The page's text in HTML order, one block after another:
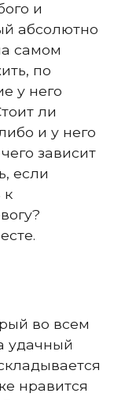
и
абсолютно
самом
по
у него
ли
и у него
зависит
если
к
во всем
удачный
нравится